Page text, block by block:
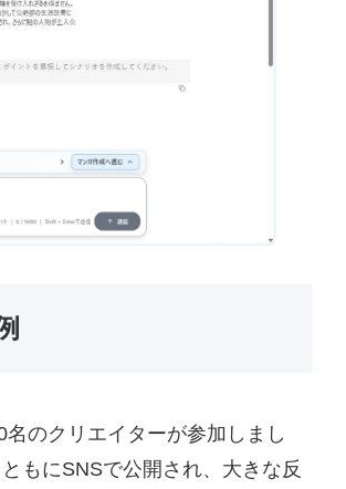
のクリエイターが参加しまし
もにSNSで公開され、大きな反